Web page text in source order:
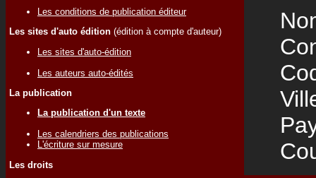
Les conditions de publication éditeur
Les sites d'auto édition (édition à compte d'auteur)
Les sites d'auto-édition
Les auteurs auto-édités
La publication
La publication d'un texte
Les calendriers des publications
L'écriture sur mesure
Les droits